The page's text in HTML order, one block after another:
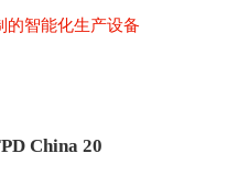
的智能化生产设备
China 20